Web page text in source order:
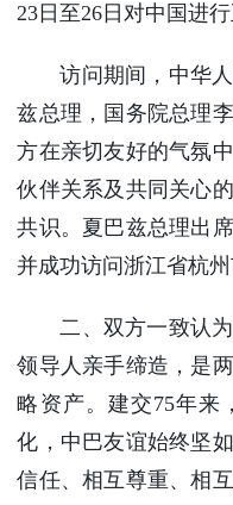
23日至26日对中国进行
访问期间，中华
兹总理，国务院总理
方在亲切友好的气氛
伙伴关系及共同关心
共识。夏巴兹总理出
并成功访问浙江省杭州
二、双方一致认
领导人亲手缔造，是
略资产。建交75年来
化，中巴友谊始终坚
信任、相互尊重、相